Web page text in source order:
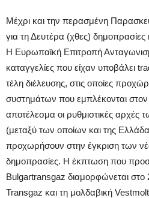
Μέχρι και την περασμένη
για τη Δευτέρα (χθες)
Η Ευρωπαϊκή Επιτροπή
καταγγελίες που είχαν υποβάλει
τέλη διέλευσης, στις οποίες
συστημάτων που εμπλέκονται
αποτέλεσμα οι ρυθμιστικές αρχές
(μεταξύ των οποίων και της
προχωρήσουν στην έγκριση των
δημοπρασίες. H έκπτωση που
Bulgartransgaz διαμορφώνεται στο
Transgaz και τη μολδαβική